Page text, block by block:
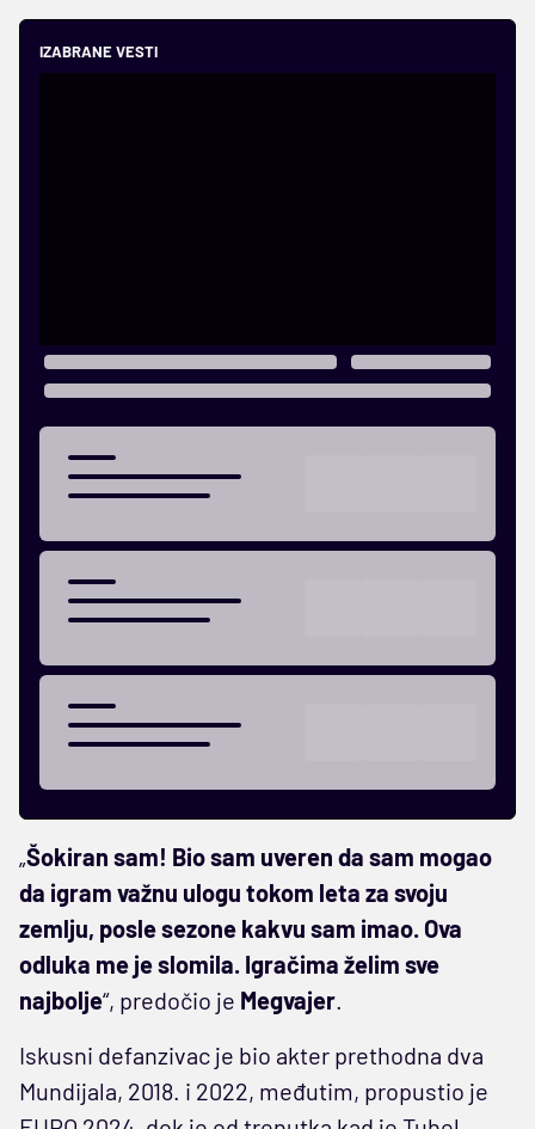
IZABRANE VESTI
„Šokiran sam! Bio sam uveren da sam mogao
da igram važnu ulogu tokom leta za svoju
zemlju, posle sezone kakvu sam imao. Ova
odluka me je slomila. Igračima želim sve
najbolje“, predočio je Megvajer.
Iskusni defanzivac je bio akter prethodna dva
Mundijala, 2018. i 2022, međutim, propustio je